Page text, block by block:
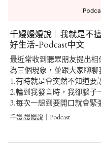
千嫚嫚嫚說｜我就是不
好生活-Podcast中文
最近常收到聽眾朋友提出
為三個現象，並跟大家聊聊
1.有時就是會突然不知道要
2.輪到我發言時，我卻腦子
3.每次一想到要開口就會緊
千嫚,嫚嫚說｜Podcast